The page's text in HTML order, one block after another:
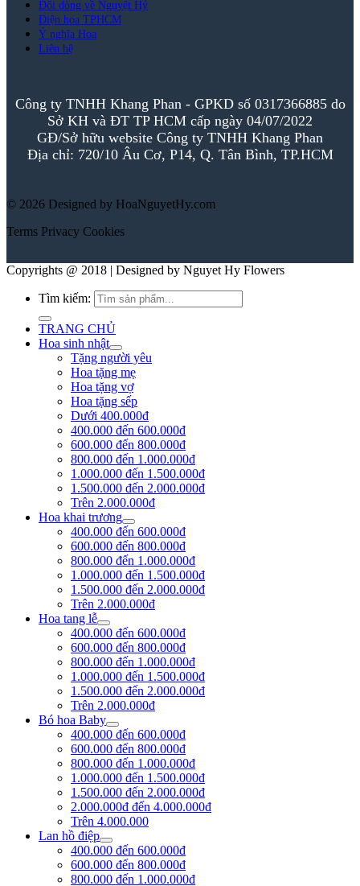
Đôi dòng về Nguyệt Hỷ
Điện hoa TPHCM
Ý nghĩa Hoa
Liên hệ
Công ty TNHH Khang Phan - GPKD số 0317366885 do
Sở KH và ĐT TP HCM cấp ngày 04/07/2022
GĐ/Sở hữu website Công ty TNHH Khang Phan
Địa chỉ: 720/10 Âu Cơ, P14, Q. Tân Bình, TP.HCM
© 2026 Designed by HoaNguyetHy.com
Terms Privacy Cookies
Copyrights @ 2018 | Designed by Nguyet Hy Flowers
Tìm kiếm:
TRANG CHỦ
Hoa sinh nhật
Tặng người yêu
Hoa tặng mẹ
Hoa tặng vợ
Hoa tặng sếp
Dưới 400.000đ
400.000 đến 600.000đ
600.000 đến 800.000đ
800.000 đến 1.000.000đ
1.000.000 đến 1.500.000đ
1.500.000 đến 2.000.000đ
Trên 2.000.000đ
Hoa khai trương
400.000 đến 600.000đ
600.000 đến 800.000đ
800.000 đến 1.000.000đ
1.000.000 đến 1.500.000đ
1.500.000 đến 2.000.000đ
Trên 2.000.000đ
Hoa tang lễ
400.000 đến 600.000đ
600.000 đến 800.000đ
800.000 đến 1.000.000đ
1.000.000 đến 1.500.000đ
1.500.000 đến 2.000.000đ
Trên 2.000.000đ
Bó hoa Baby
400.000 đến 600.000đ
600.000 đến 800.000đ
800.000 đến 1.000.000đ
1.000.000 đến 1.500.000đ
1.500.000 đến 2.000.000đ
2.000.000đ đến 4.000.000đ
Trên 4.000.000
Lan hồ điệp
400.000 đến 600.000đ
600.000 đến 800.000đ
800.000 đến 1.000.000đ